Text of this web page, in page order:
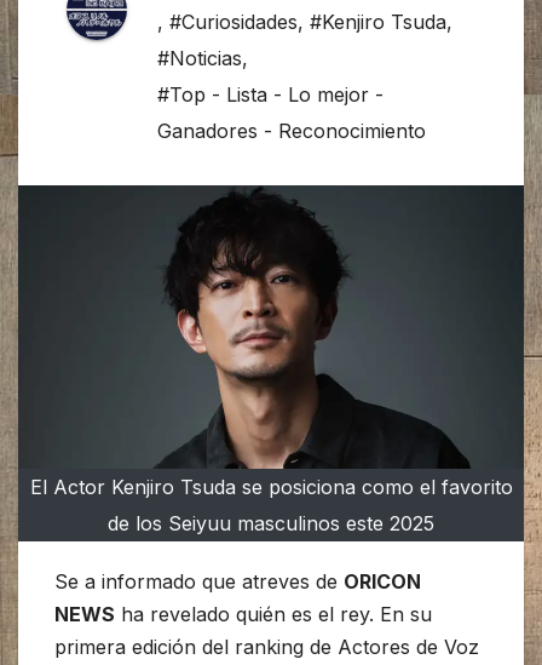
, #Curiosidades, #Kenjiro Tsuda,
#Noticias,
#Top - Lista - Lo mejor -
Ganadores - Reconocimiento
El Actor Kenjiro Tsuda se posiciona como el favorito
de los Seiyuu masculinos este 2025
Se a informado que atreves de ORICON
NEWS ha revelado quién es el rey. En su
primera edición del ranking de Actores de Voz